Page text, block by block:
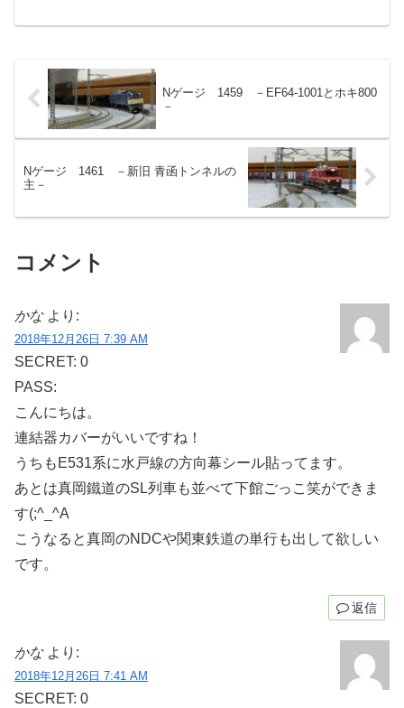
Nゲージ 1459 －EF64-1001とホキ800
－
Nゲージ 1461 －新旧 青函トンネルの
主－
コメント
かな より:
2018年12月26日 7:39 AM
SECRET: 0
PASS:
こんにちは。
連結器カバーがいいですね！
うちもE531系に水戸線の方向幕シール貼ってます。
あとは真岡鐵道のSL列車も並べて下館ごっこ笑ができま
す(;^_^A
こうなると真岡のNDCや関東鉄道の単行も出して欲しい
です。
返信
かな より:
2018年12月26日 7:41 AM
SECRET: 0